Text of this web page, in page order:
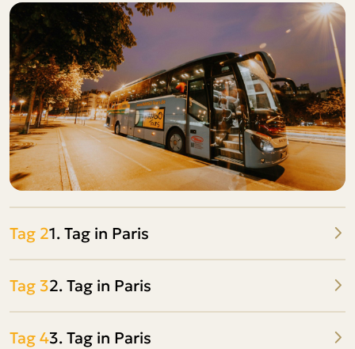
Tag 21. Tag in Paris
Tag 32. Tag in Paris
Tag 43. Tag in Paris